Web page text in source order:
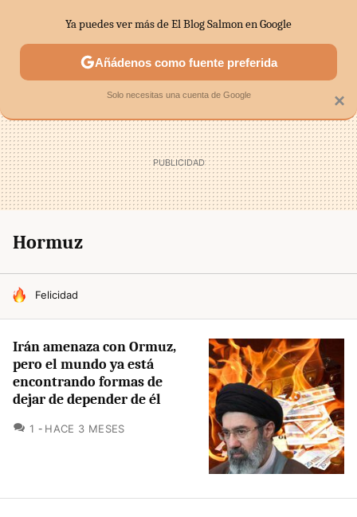
SECTORES ECONOMÍA DOMÉSTICA MERCADOS
Hormuz
HOY SE HABLA DE
Felicidad
Irán amenaza con Ormuz,
pero el mundo ya está
encontrando formas de
dejar de depender de él
1 COMENTARIOS
HACE 3 MESES
×
Ya puedes ver más de El Blog Salmon en Google
Añádenos como fuente preferida
Solo necesitas una cuenta de Google